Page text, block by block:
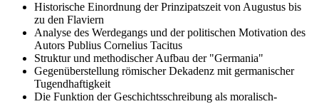
Historische Einordnung der Prinzipatszeit von Augustus bis
zu den Flaviern
Analyse des Werdegangs und der politischen Motivation des
Autors Publius Cornelius Tacitus
Struktur und methodischer Aufbau der "Germania"
Gegenüberstellung römischer Dekadenz mit germanischer
Tugendhaftigkeit
Die Funktion der Geschichtsschreibung als moralisch-